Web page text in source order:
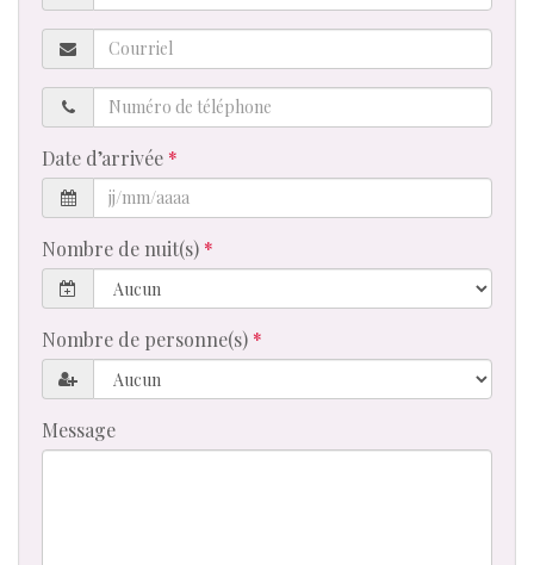
Courriel
Numéro
de
téléphone
Date d’arrivée
Nombre de nuit(s)
Nombre de personne(s)
Message